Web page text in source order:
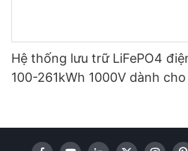
Hệ thống lưu trữ LiFePO4
100-261kWh 1000V dành